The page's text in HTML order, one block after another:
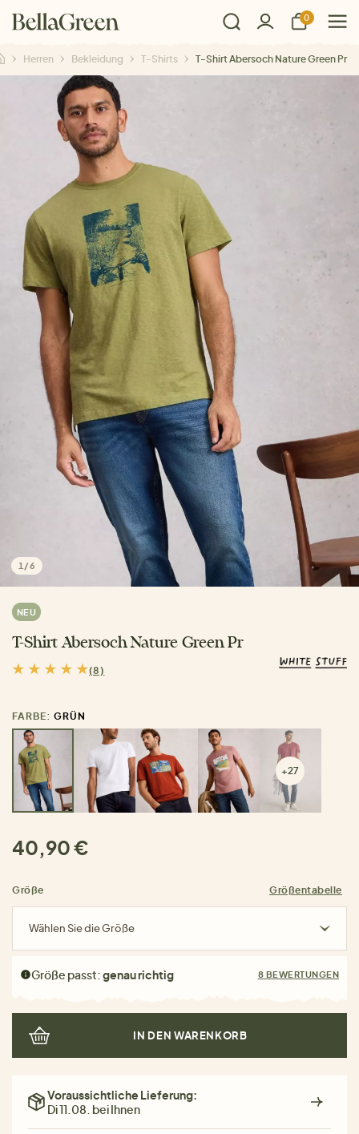
0
Herren Bekleidung T-Shirts T-Shirt Abersoch Nature Green Pr
1 /6
NEU
T-Shirt Abersoch Nature Green Pr
(8)
FARBE: GRÜN
+27
40,90 €
Größe Größentabelle
Wählen Sie die Größe
Größe passt:genau richtig 8 BEWERTUNGEN
IN DEN WARENKORB
Voraussichtliche Lieferung:
Di 11.08. bei Ihnen